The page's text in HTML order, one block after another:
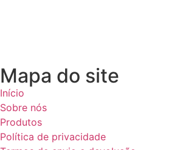
Mapa do site
Início
Sobre nós
Produtos
Política de privacidade